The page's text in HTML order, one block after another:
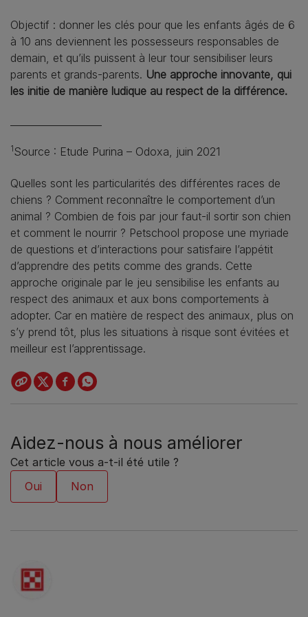
Objectif : donner les clés pour que les enfants âgés de 6
à 10 ans deviennent les possesseurs responsables de
demain, et qu’ils puissent à leur tour sensibiliser leurs
parents et grands-parents. Une approche innovante, qui
les initie de manière ludique au respect de la différence.
1Source : Etude Purina – Odoxa, juin 2021
Quelles sont les particularités des différentes races de
chiens ? Comment reconnaître le comportement d’un
animal ? Combien de fois par jour faut-il sortir son chien
et comment le nourrir ? Petschool propose une myriade
de questions et d’interactions pour satisfaire l’appétit
d’apprendre des petits comme des grands. Cette
approche originale par le jeu sensibilise les enfants au
respect des animaux et aux bons comportements à
adopter. Car en matière de respect des animaux, plus on
s’y prend tôt, plus les situations à risque sont évitées et
meilleur est l’apprentissage.
Aidez-nous à nous améliorer
Cet article vous a-t-il été utile ?